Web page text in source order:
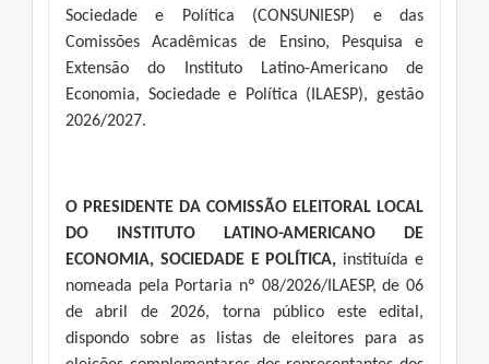
Sociedade e Política (CONSUNIESP) e das
Comissões Acadêmicas de Ensino, Pesquisa e
Extensão do Instituto Latino-Americano de
Economia, Sociedade e Política (ILAESP), gestão
2026/2027.
O PRESIDENTE DA COMISSÃO ELEITORAL LOCAL
DO INSTITUTO LATINO-AMERICANO DE
ECONOMIA, SOCIEDADE E POLÍTICA, instituída e
nomeada pela Portaria nº 08/2026/ILAESP, de 06
de abril de 2026, torna público este edital,
dispondo sobre as listas de eleitores para as